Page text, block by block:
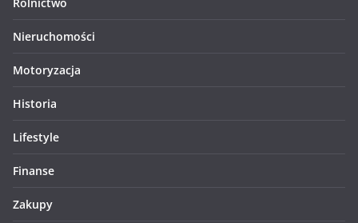
Nieruchomości
Motoryzacja
Historia
Lifestyle
Finanse
Zakupy